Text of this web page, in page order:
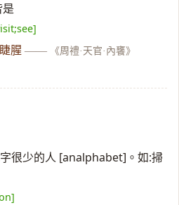
腥 —— 《周禮·天官·內饔》
很少的人 [analphabet]。如:掃